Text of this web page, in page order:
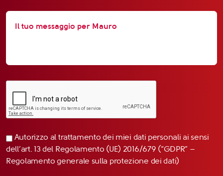
Autorizzo al trattamento dei miei dati personali ai sensi
dell’art. 13 del Regolamento (UE) 2016/679 (“GDPR” –
Regolamento generale sulla protezione dei dati)